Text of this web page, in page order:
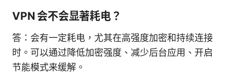
VPN 会不会显著耗电？
答：会有一定耗电，尤其在高强度加密和持续连接
时。可以通过降低加密强度、减少后台应用、开启
节能模式来缓解。